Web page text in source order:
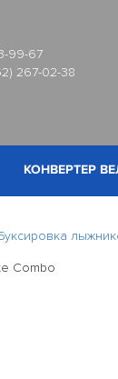
99-67
267-02-38
КОНВЕРТЕР